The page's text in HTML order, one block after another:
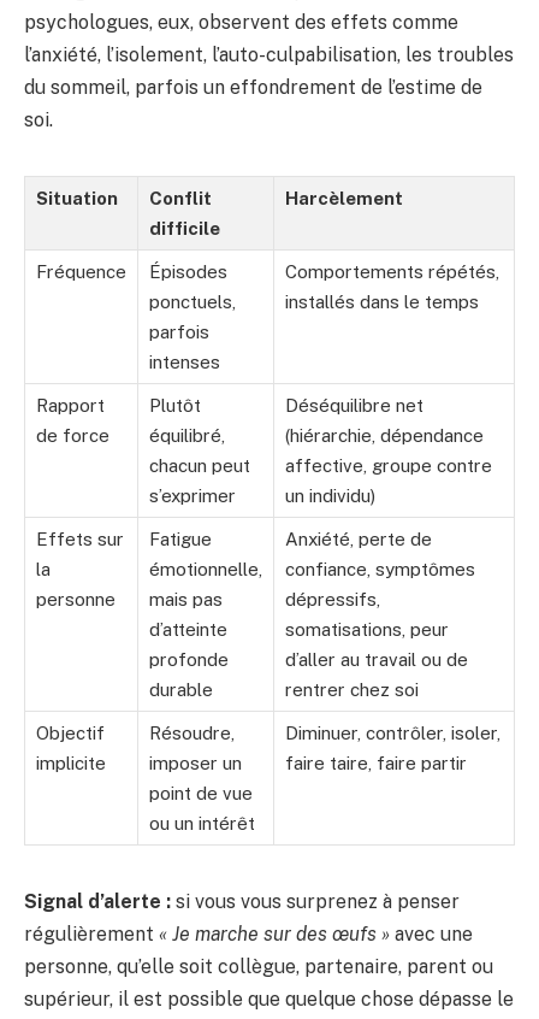
psychologues, eux, observent des effets comme
l’anxiété, l’isolement, l’auto-culpabilisation, les troubles
du sommeil, parfois un effondrement de l’estime de
soi.
Situation
Conflit
difficile
Harcèlement
Fréquence
Épisodes
ponctuels,
parfois
intenses
Comportements répétés,
installés dans le temps
Rapport
de force
Plutôt
équilibré,
chacun peut
s’exprimer
Déséquilibre net
(hiérarchie, dépendance
affective, groupe contre
un individu)
Effets sur
la
personne
Fatigue
émotionnelle,
mais pas
d’atteinte
profonde
durable
Anxiété, perte de
confiance, symptômes
dépressifs,
somatisations, peur
d’aller au travail ou de
rentrer chez soi
Objectif
implicite
Résoudre,
imposer un
point de vue
ou un intérêt
Diminuer, contrôler, isoler,
faire taire, faire partir
Signal d’alerte : si vous vous surprenez à penser
régulièrement « Je marche sur des œufs » avec une
personne, qu’elle soit collègue, partenaire, parent ou
supérieur, il est possible que quelque chose dépasse le